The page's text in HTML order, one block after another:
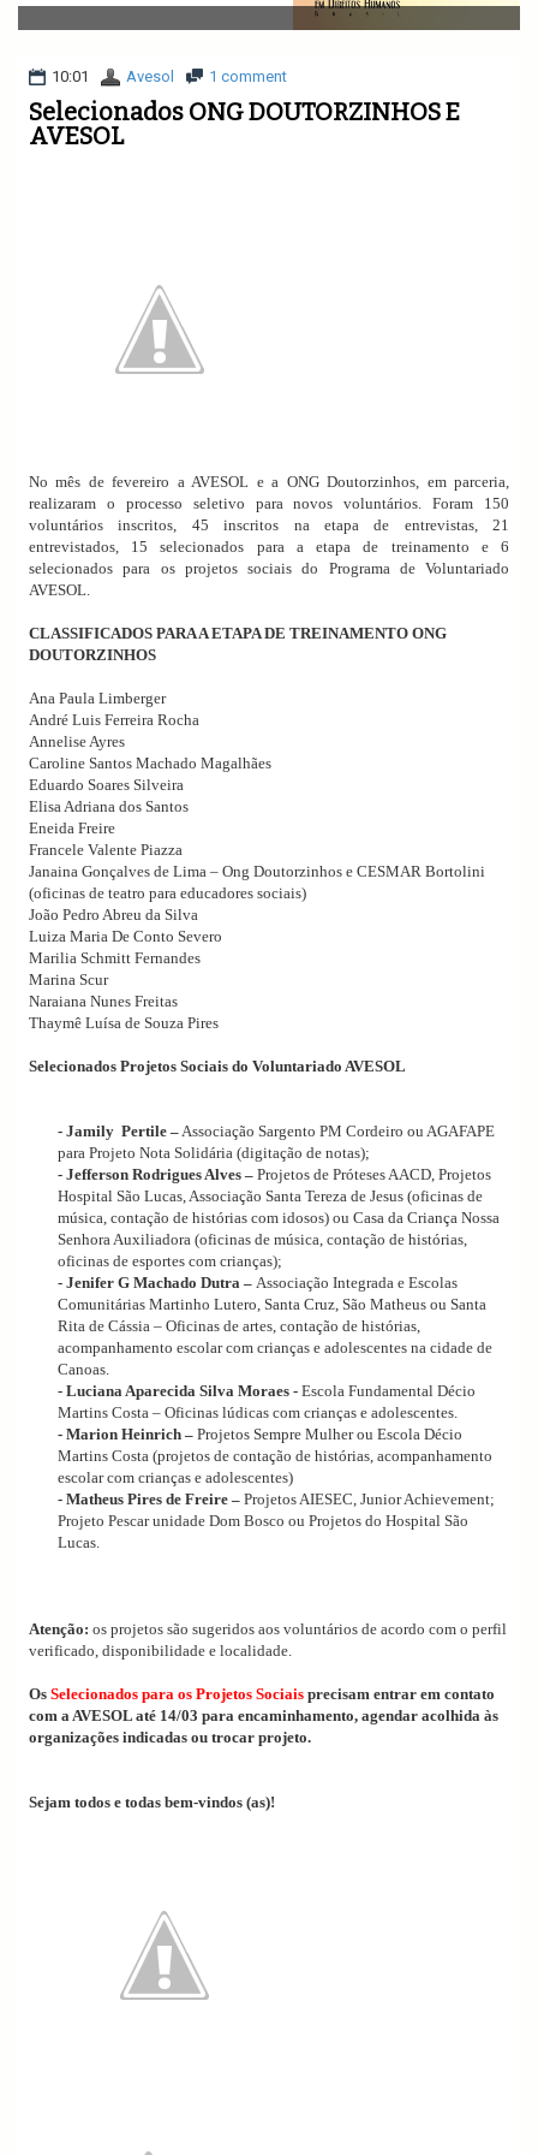
v
i
a
i
10:01 Avesol 1 comment
Selecionados ONG DOUTORZINHOS E
AVESOL
No mês de fevereiro a AVESOL e a ONG Doutorzinhos, em parceria,
realizaram o processo seletivo para novos voluntários. Foram 150
voluntários inscritos, 45 inscritos na etapa de entrevistas, 21
entrevistados, 15 selecionados para a etapa de treinamento e 6
selecionados para os projetos sociais do Programa de Voluntariado
AVESOL.
CLASSIFICADOS PARA A ETAPA DE TREINAMENTO ONG
DOUTORZINHOS
Ana Paula Limberger
André Luis Ferreira Rocha
Annelise Ayres
Caroline Santos Machado Magalhães
Eduardo Soares Silveira
Elisa Adriana dos Santos
Eneida Freire
Francele Valente Piazza
Janaina Gonçalves de Lima – Ong Doutorzinhos e CESMAR Bortolini
(oficinas de teatro para educadores sociais)
João Pedro Abreu da Silva
Luiza Maria De Conto Severo
Marilia Schmitt Fernandes
Marina Scur
Naraiana Nunes Freitas
Thaymê Luísa de Souza Pires
Selecionados Projetos Sociais do Voluntariado AVESOL
- Jamily Pertile – Associação Sargento PM Cordeiro ou AGAFAPE
para Projeto Nota Solidária (digitação de notas);
- Jefferson Rodrigues Alves – Projetos de Próteses AACD, Projetos
Hospital São Lucas, Associação Santa Tereza de Jesus (oficinas de
música, contação de histórias com idosos) ou Casa da Criança Nossa
Senhora Auxiliadora (oficinas de música, contação de histórias,
oficinas de esportes com crianças);
- Jenifer G Machado Dutra – Associação Integrada e Escolas
Comunitárias Martinho Lutero, Santa Cruz, São Matheus ou Santa
Rita de Cássia – Oficinas de artes, contação de histórias,
acompanhamento escolar com crianças e adolescentes na cidade de
Canoas.
- Luciana Aparecida Silva Moraes - Escola Fundamental Décio
Martins Costa – Oficinas lúdicas com crianças e adolescentes.
- Marion Heinrich – Projetos Sempre Mulher ou Escola Décio
Martins Costa (projetos de contação de histórias, acompanhamento
escolar com crianças e adolescentes)
- Matheus Pires de Freire – Projetos AIESEC, Junior Achievement;
Projeto Pescar unidade Dom Bosco ou Projetos do Hospital São
Lucas.
Atenção: os projetos são sugeridos aos voluntários de acordo com o perfil
verificado, disponibilidade e localidade.
Os Selecionados para os Projetos Sociais precisam entrar em contato
com a AVESOL até 14/03 para encaminhamento, agendar acolhida às
organizações indicadas ou trocar projeto.
Sejam todos e todas bem-vindos (as)!